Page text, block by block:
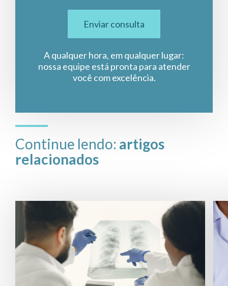
Enviar consulta
A qualquer hora, em qualquer lugar:
nossa equipe está pronta para atender
você com excelência.
Continue lendo: artigos
relacionados